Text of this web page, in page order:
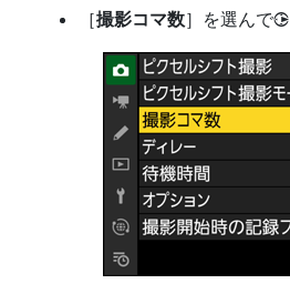
［撮影コマ数］を選んで2